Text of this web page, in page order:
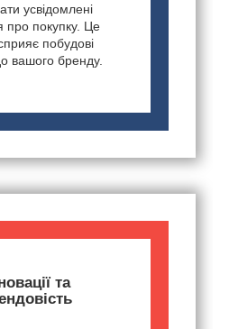
усвідомлені
про покупку. Це
побудові
вашого бренду.
та